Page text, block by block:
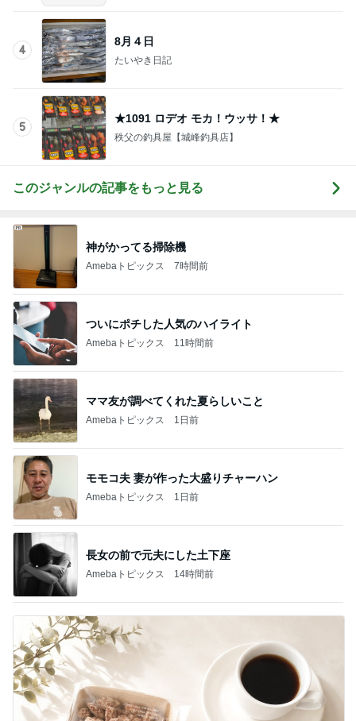
4
8月４日
たいやき日記
5
★1091 ロデオ モカ！ウッサ！★
秩父の釣具屋【城峰釣具店】
このジャンルの記事をもっと見る
神がかってる掃除機
Amebaトピックス 7時間前
ついにポチした人気のハイライト
Amebaトピックス 11時間前
ママ友が調べてくれた夏らしいこと
Amebaトピックス 1日前
モモコ夫 妻が作った大盛りチャーハン
Amebaトピックス 1日前
長女の前で元夫にした土下座
Amebaトピックス 14時間前